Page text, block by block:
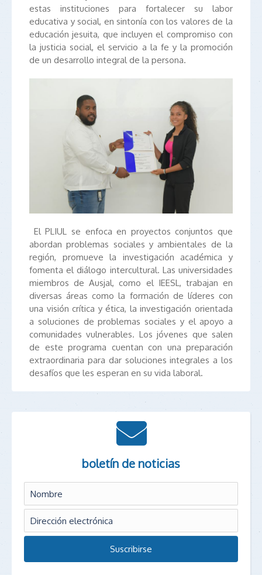
estas instituciones para fortalecer su labor
educativa y social, en sintonía con los valores de la
educación jesuita, que incluyen el compromiso con
la justicia social, el servicio a la fe y la promoción
de un desarrollo integral de la persona.
El PLIUL se enfoca en proyectos conjuntos que
abordan problemas sociales y ambientales de la
región, promueve la investigación académica y
fomenta el diálogo intercultural. Las universidades
miembros de Ausjal, como el IEESL, trabajan en
diversas áreas como la formación de líderes con
una visión crítica y ética, la investigación orientada
a soluciones de problemas sociales y el apoyo a
comunidades vulnerables. Los jóvenes que salen
de este programa cuentan con una preparación
extraordinaria para dar soluciones integrales a los
desafíos que les esperan en su vida laboral.
boletín de noticias